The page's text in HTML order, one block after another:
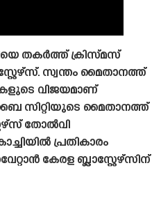
തകർത്ത് ക്രിസ്‌മസ്‌
സ്വന്തം മൈതാനത്ത്
വിജയമാണ്
സിറ്റിയുടെ മൈതാനത്ത്
തോൽവി
പ്രതികാരം
കേരള ബ്ലാസ്റ്റേഴ്‌സിന്